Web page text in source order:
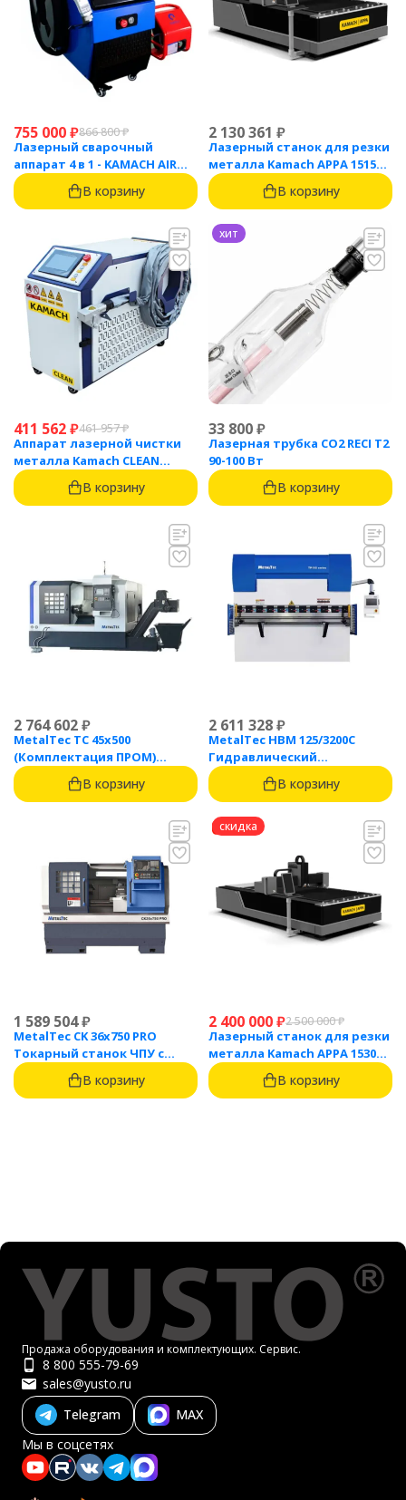
755 000₽866 800₽
Лазерный сварочный
аппарат 4 в 1 - KAMACH AIR
1500
В корзину
2 130 361 ₽
Лазерный станок для резки
металла Kamach APPA 1515
(1500 Вт)
В корзину
411 562₽461 957₽
Аппарат лазерной чистки
металла Kamach CLEAN
1500BW
В корзину
хит
33 800₽
Лазерная трубка CO2 RECI T2
90-100 Вт
В корзину
2 764 602₽
MetalTec ТС 45x500
(Комплектация ПРОМ)
токарный станок с ЧПУ с
наклонной станиной
В корзину
2 611 328₽
MetalTec HBM 125/3200C
Гидравлический
листогибочный пресс с
контроллером TP10S
В корзину
1 589 504₽
MetalTec CK 36x750 PRO
Токарный станок ЧПУ с
горизонтальной станиной
В корзину
скидка
2 400 000₽2 500 000₽
Лазерный станок для резки
металла Kamach APPA 1530
(3000 Вт)
В корзину
Продажа оборудования и комплектующих. Сервис.
8 800 555-79-69
sales@yusto.ru
Telegram
MAX
Мы в соцсетях